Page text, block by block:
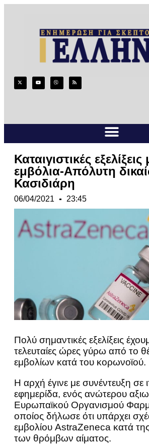
Καταιγιστικές εξελίξεις
εμβόλια-Απόλυτη
Κασιδιάρη
06/04/2021 23:45
Πολύ σημαντικές εξελίξεις
τελευταίες ώρες γύρω από το
εμβολίων κατά του κορωνοϊού.
Η αρχή έγινε με συνέντευξη σε
εφημερίδα, ενός ανώτερου
Ευρωπαϊκού Οργανισμού
οποίος δήλωσε ότι υπάρχει
εμβολίου AstraZeneca κατά
των θρόμβων αίματος.